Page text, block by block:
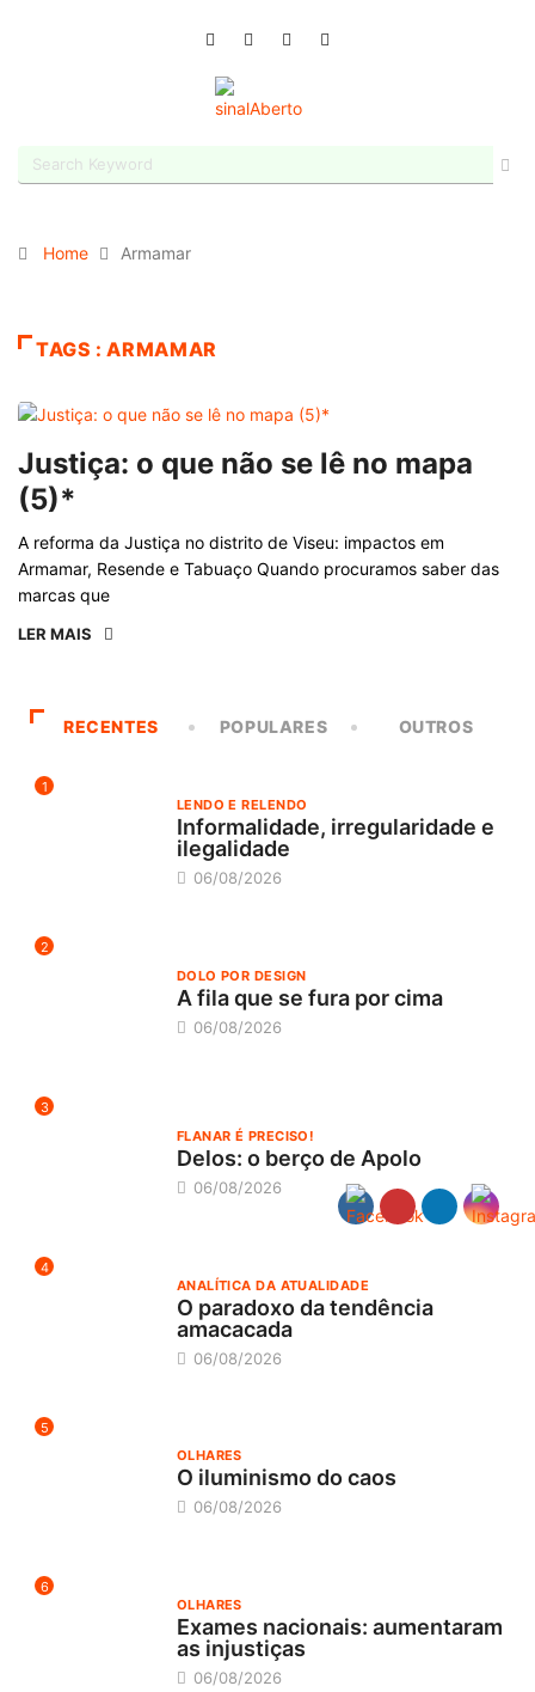
Home Armamar
TAGS : ARMAMAR
Justiça: o que não se lê no mapa
(5)*
A reforma da Justiça no distrito de Viseu: impactos em
Armamar, Resende e Tabuaço Quando procuramos saber das
marcas que
LER MAIS
RECENTES POPULARES OUTROS
1
LENDO E RELENDO
Informalidade, irregularidade e
ilegalidade
06/08/2026
2
DOLO POR DESIGN
A fila que se fura por cima
06/08/2026
3
FLANAR É PRECISO!
Delos: o berço de Apolo
06/08/2026
4
ANALÍTICA DA ATUALIDADE
O paradoxo da tendência
amacacada
06/08/2026
5
OLHARES
O iluminismo do caos
06/08/2026
6
OLHARES
Exames nacionais: aumentaram
as injustiças
06/08/2026